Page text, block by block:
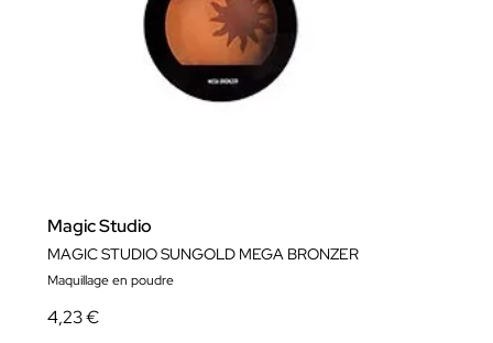
Magic Studio
MAGIC STUDIO SUNGOLD MEGA BRONZER
Maquillage en poudre
4,23 €